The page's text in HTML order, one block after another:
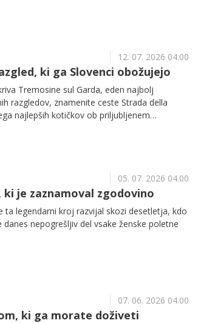
12. 07. 2026 04.00
ki ga Slovenci obožujejo
Tremosine sul Garda, eden najbolj
razgledov, znamenite ceste Strada della
najlepših kotičkov ob priljubljenem
05. 07. 2026 04.00
je zaznamoval zgodovino
ta legendarni kroj razvijal skozi desetletja, kdo
nepogrešljiv del vsake ženske poletne
07. 06. 2026 04.00
ki ga morate doživeti